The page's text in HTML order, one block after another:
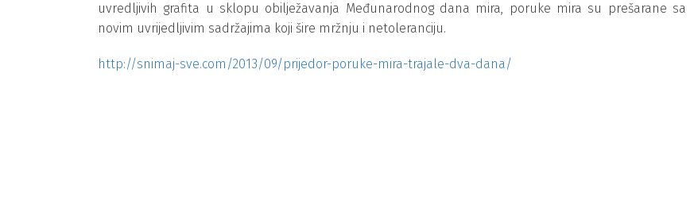
uvredljivih grafita u sklopu obilježavanja Međunarodnog dana mira, poruke mira su prešarane sa
novim uvrijedljivim sadržajima koji šire mržnju i netoleranciju.
http://snimaj-sve.com/2013/09/prijedor-poruke-mira-trajale-dva-dana/